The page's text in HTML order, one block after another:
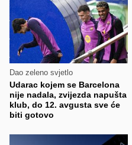
Dao zeleno svjetlo
Udarac kojem se Barcelona
nije nadala, zvijezda napušta
klub, do 12. avgusta sve će
biti gotovo